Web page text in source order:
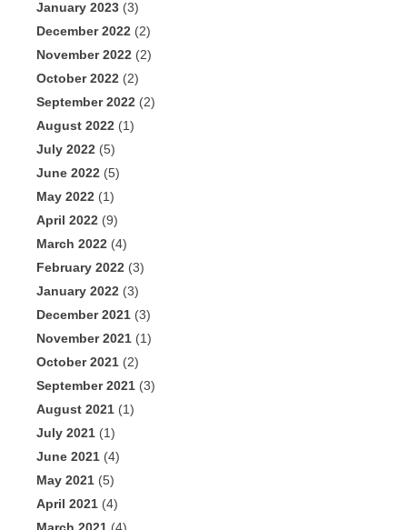
January 2023 (3)
December 2022 (2)
November 2022 (2)
October 2022 (2)
September 2022 (2)
August 2022 (1)
July 2022 (5)
June 2022 (5)
May 2022 (1)
April 2022 (9)
March 2022 (4)
February 2022 (3)
January 2022 (3)
December 2021 (3)
November 2021 (1)
October 2021 (2)
September 2021 (3)
August 2021 (1)
July 2021 (1)
June 2021 (4)
May 2021 (5)
April 2021 (4)